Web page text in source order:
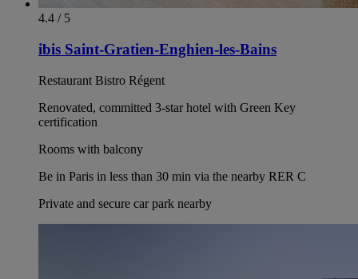
4.4 / 5
ibis Saint-Gratien-Enghien-les-Bains
Restaurant Bistro Régent
Renovated, committed 3-star hotel with Green Key
certification
Rooms with balcony
Be in Paris in less than 30 min via the nearby RER C
Private and secure car park nearby